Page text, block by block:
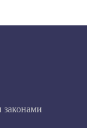
законами